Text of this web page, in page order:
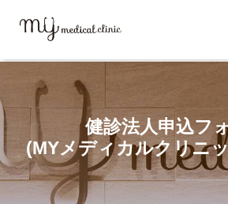
健診法人申込フォーム
健診法人申込フ
(MYメディカルクリニ